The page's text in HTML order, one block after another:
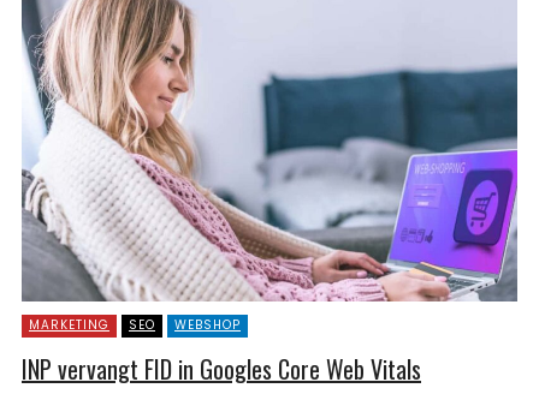
MARKETING SEO WEBSHOP
INP vervangt FID in Googles Core Web Vitals